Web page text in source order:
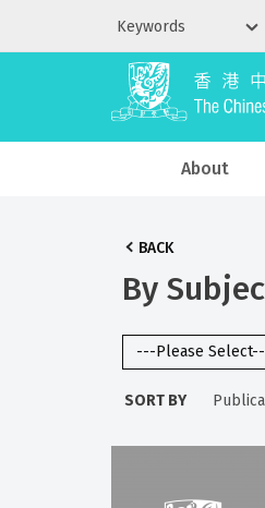
About
BACK
By
SORT BY